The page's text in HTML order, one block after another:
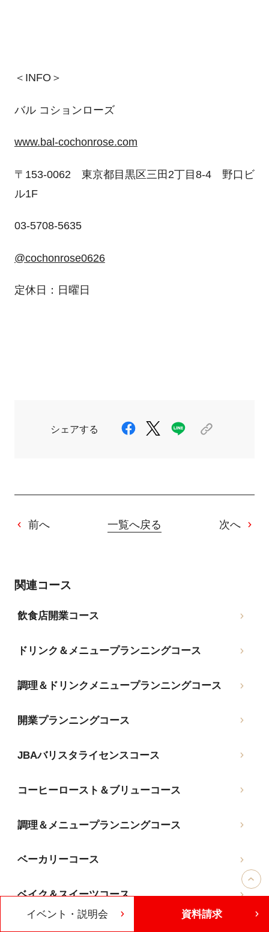
＜INFO＞
バル コションローズ
www.bal-cochonrose.com
〒153-0062 東京都目黒区三田2丁目8-4 野口ビ
ル1F
03-5708-5635
@cochonrose0626
定休日：日曜日
シェアする
前へ 一覧へ戻る 次へ
関連コース
飲食店開業コース
ドリンク＆メニュープランニングコース
調理＆ドリンクメニュープランニングコース
開業プランニングコース
JBAバリスタライセンスコース
コーヒーロースト＆ブリューコース
調理＆メニュープランニングコース
ベーカリーコース
ベイク＆スイーツコース
イベント・説明会
資料請求